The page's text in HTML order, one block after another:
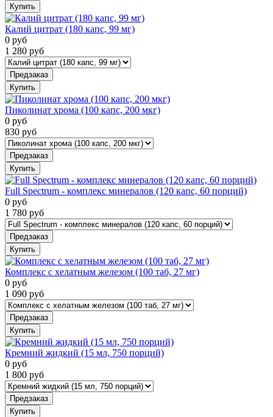
Купить
Калий цитрат (180 капс, 99 мг)
0 руб
1 280 руб
Предзаказ
Купить
Пиколинат хрома (100 капс, 200 мкг)
0 руб
830 руб
Предзаказ
Купить
Full Spectrum - комплекс минералов (120 капс, 60 порций)
0 руб
1 780 руб
Предзаказ
Купить
Комплекс с хелатным железом (100 таб, 27 мг)
0 руб
1 090 руб
Предзаказ
Купить
Кремний жидкий (15 мл, 750 порций)
0 руб
1 800 руб
Предзаказ
Купить